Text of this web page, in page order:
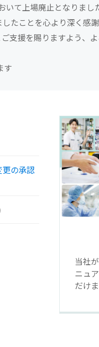
て上場廃止となりまし
たことを心より深く感謝
支援を賜りますよう、
す
の承認
当社
ニュ
だけま